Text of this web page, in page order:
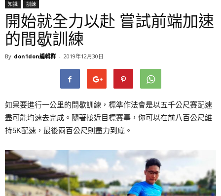
知識 訓練
開始就全力以赴 嘗試前端加速
的間歇訓練
By don1don編輯群 - 2019年12月30日
如果要進行一公里的間歇訓練，標準作法會是以五千公尺賽配速
盡可能均速去完成。隨著接近目標賽事，你可以在前八百公尺維
持5K配速，最後兩百公尺則盡力到底。